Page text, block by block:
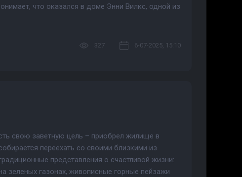
что оказался в доме Энни Вилкс, одной из
327 6-07-2025, 15:10
свою заветную цель – приобрел жилище в
переехать со своими близкими из
представления о счастливой жизни:
зеленых газонах, живописные горные пейзажи